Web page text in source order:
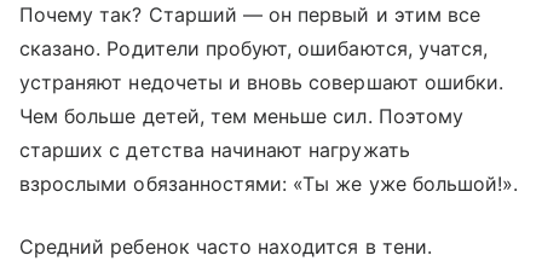
Почему так? Старший — он первый и этим все
сказано. Родители пробуют, ошибаются, учатся,
устраняют недочеты и вновь совершают ошибки.
Чем больше детей, тем меньше сил. Поэтому
старших с детства начинают нагружать
взрослыми обязанностями: «Ты же уже большой!».
Средний ребенок часто находится в тени.